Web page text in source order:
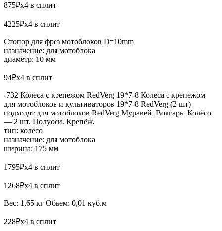
875₽x4 в сплит
4225₽x4 в сплит
Стопор для фрез мотоблоков D=10mm
назначение: для мотоблока
диаметр: 10 мм
94₽x4 в сплит
-732 Колеса с крепежом RedVerg 19*7-8 Колеса с крепежом
для мотоблоков и культиваторов 19*7-8 RedVerg (2 шт)
подходят для мотоблоков RedVerg Муравей, Волгарь. Колёсо
— 2 шт. Полуоси. Крепёж.
тип: колесо
назначение: для мотоблока
ширина: 175 мм
1795₽x4 в сплит
1268₽x4 в сплит
Вес: 1,65 кг Объем: 0,01 куб.м
228₽x4 в сплит